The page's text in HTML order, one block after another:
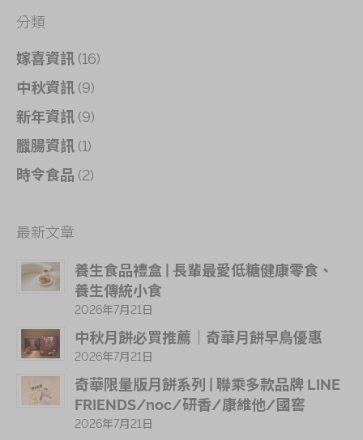
分類
嫁喜資訊 (16)
中秋資訊 (9)
新年資訊 (9)
臘腸資訊 (1)
時令食品 (2)
最新文章
養生食品禮盒 | 長輩最愛低糖健康零食、
養生傳統小食
2026年7月21日
中秋月餅必買推薦｜奇華月餅早鳥優惠
2026年7月21日
奇華限量版月餅系列 | 聯乘多款品牌 LINE
FRIENDS/noc/研香/康維他/國窖
2026年7月21日